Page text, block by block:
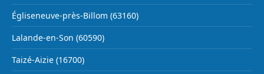
Égliseneuve-près-Billom (63160)
Lalande-en-Son (60590)
Taizé-Aizie (16700)